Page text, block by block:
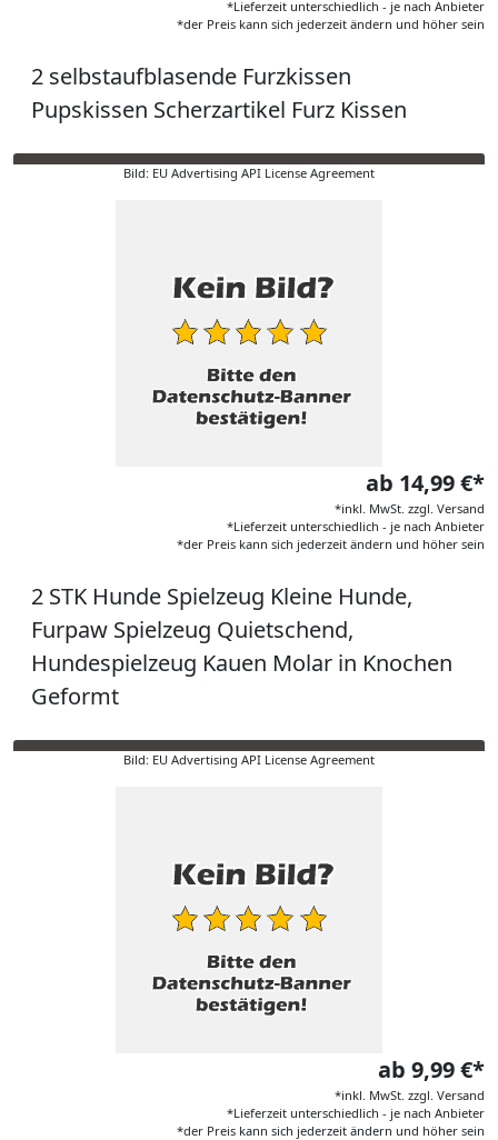
*Lieferzeit unterschiedlich - je nach Anbieter
*der Preis kann sich jederzeit ändern und höher sein
2 selbstaufblasende Furzkissen
Pupskissen Scherzartikel Furz Kissen
Bild: EU Advertising API License Agreement
ab 14,99 €*
*inkl. MwSt. zzgl. Versand
*Lieferzeit unterschiedlich - je nach Anbieter
*der Preis kann sich jederzeit ändern und höher sein
2 STK Hunde Spielzeug Kleine Hunde,
Furpaw Spielzeug Quietschend,
Hundespielzeug Kauen Molar in Knochen
Geformt
Bild: EU Advertising API License Agreement
ab 9,99 €*
*inkl. MwSt. zzgl. Versand
*Lieferzeit unterschiedlich - je nach Anbieter
*der Preis kann sich jederzeit ändern und höher sein